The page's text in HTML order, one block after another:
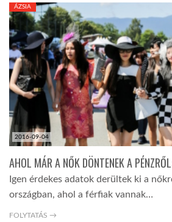
2016-09-04
ÁZSIA
AHOL MÁR A NŐK DÖNTENEK A
Igen érdekes adatok derültek ki a
országban, ahol a férfiak vannak…
FOLYTATÁS →